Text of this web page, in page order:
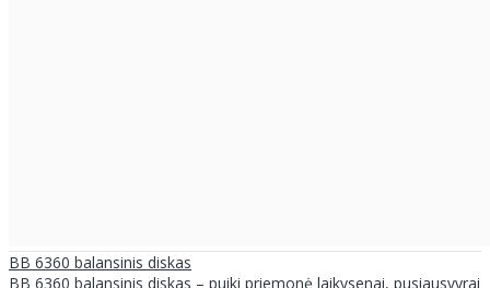
BB 6360 balansinis diskas
BB 6360 balansinis diskas – puiki priemonė laikysenai, pusiausvyrai